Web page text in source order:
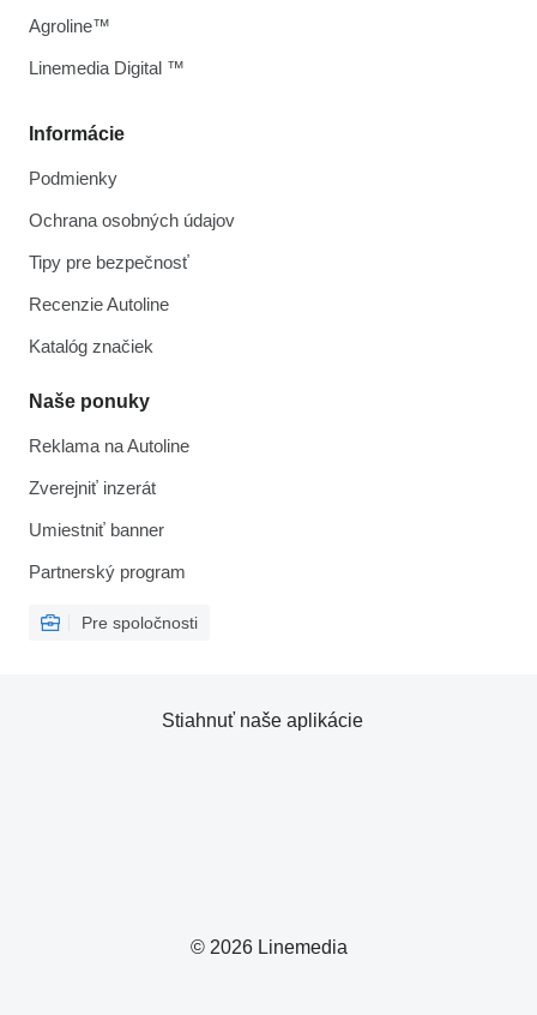
Informácie
Podmienky
Ochrana osobných údajov
Tipy pre bezpečnosť
Recenzie Autoline
Katalóg značiek
Naše ponuky
Reklama na Autoline
Zverejniť inzerát
Umiestniť banner
Partnerský program
Pre spoločnosti
Agroline™
Linemedia Digital ™
© 2026 Linemedia
Stiahnuť naše aplikácie